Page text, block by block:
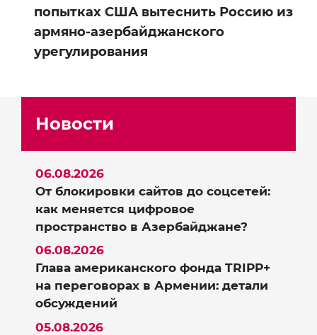
попытках США вытеснить Россию из
армяно-азербайджанского
урегулирования
Новости
От блокировки сайтов до соцсетей:
как меняется цифровое
пространство в Азербайджане?
06.08.2026
Глава американского фонда TRIPP+
на переговорах в Армении: детали
обсуждений
06.08.2026
05.08.2026